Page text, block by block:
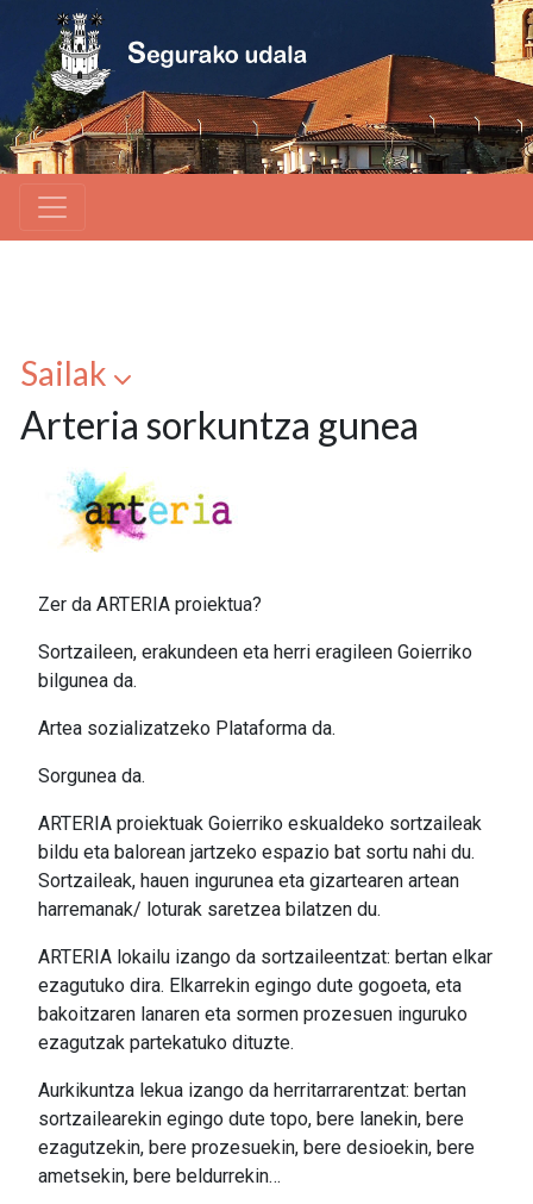
Sailak
Arteria sorkuntza gunea
Zer da ARTERIA proiektua?
Sortzaileen, erakundeen eta herri eragileen Goierriko
bilgunea da.
Artea sozializatzeko Plataforma da.
Sorgunea da.
ARTERIA proiektuak Goierriko eskualdeko sortzaileak
bildu eta balorean jartzeko espazio bat sortu nahi du.
Sortzaileak, hauen ingurunea eta gizartearen artean
harremanak/ loturak saretzea bilatzen du.
ARTERIA lokailu izango da sortzaileentzat: bertan elkar
ezagutuko dira. Elkarrekin egingo dute gogoeta, eta
bakoitzaren lanaren eta sormen prozesuen inguruko
ezagutzak partekatuko dituzte.
Aurkikuntza lekua izango da herritarrarentzat: bertan
sortzailearekin egingo dute topo, bere lanekin, bere
ezagutzekin, bere prozesuekin, bere desioekin, bere
ametsekin, bere beldurrekin…